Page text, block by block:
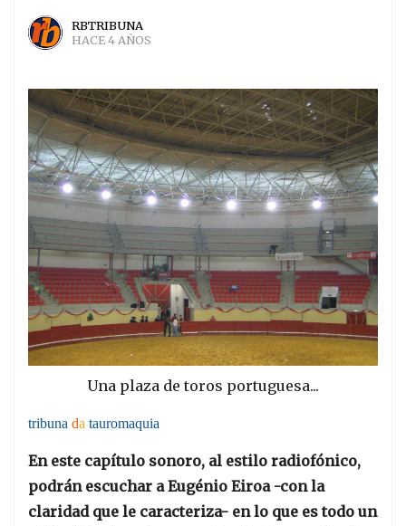
RBTRIBUNA
HACE 4 AÑOS
Una plaza de toros portuguesa...
tribuna da tauromaquia
En este capítulo sonoro, al estilo radiofónico,
podrán escuchar a Eugénio Eiroa -con la
claridad que le caracteriza- en lo que es todo un